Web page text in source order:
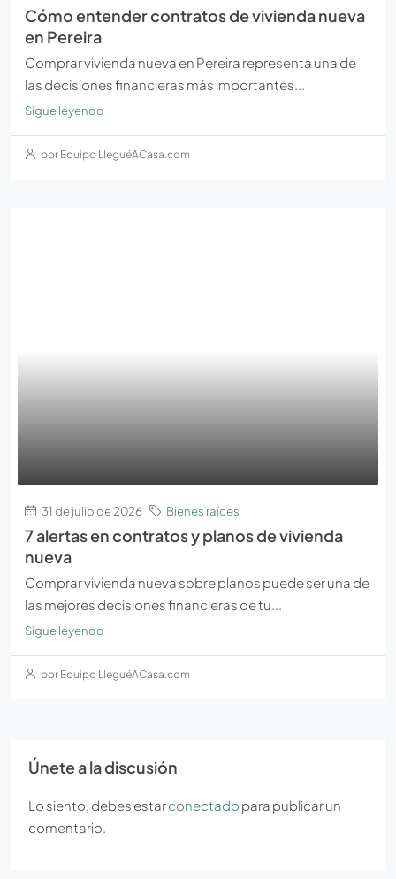
Cómo entender contratos de vivienda nueva
en Pereira
Comprar vivienda nueva en Pereira representa una de
las decisiones financieras más importantes...
Sigue leyendo
por Equipo LleguéACasa.com
31 de julio de 2026 Bienes raíces
7 alertas en contratos y planos de vivienda
nueva
Comprar vivienda nueva sobre planos puede ser una de
las mejores decisiones financieras de tu...
Sigue leyendo
por Equipo LleguéACasa.com
Únete a la discusión
Lo siento, debes estarconectado para publicar un
comentario.